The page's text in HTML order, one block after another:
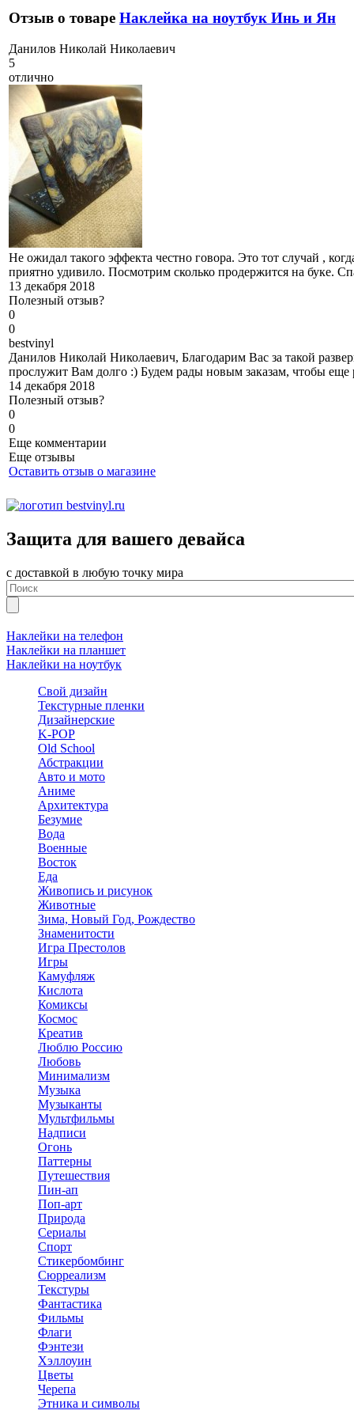
Отзыв о товаре Наклейка на ноутбук Инь и Ян
Данилов Николай Николаевич
5
отлично
Не ожидал такого эффекта честно говора. Это тот случай ,
приятно удивило. Посмотрим сколько продержится на буке.
13 декабря 2018
Полезный отзыв?
0
0
bestvinyl
Данилов Николай Николаевич, Благодарим Вас за такой
прослужит Вам долго :) Будем рады новым заказам, чтобы
14 декабря 2018
Полезный отзыв?
0
0
Еще комментарии
Еще отзывы
Оставить отзыв о магазине
Защита для вашего девайса
с доставкой в любую точку мира
Наклейки на телефон
Наклейки на планшет
Наклейки на ноутбук
Свой дизайн
Текстурные пленки
Дизайнерские
K-POP
Old School
Абстракции
Авто и мото
Аниме
Архитектура
Безумие
Вода
Военные
Восток
Еда
Живопись и рисунок
Животные
Зима, Новый Год, Рождество
Знаменитости
Игра Престолов
Игры
Камуфляж
Кислота
Комиксы
Космос
Креатив
Люблю Россию
Любовь
Минимализм
Музыка
Музыканты
Мультфильмы
Надписи
Огонь
Паттерны
Путешествия
Пин-ап
Поп-арт
Природа
Сериалы
Спорт
Стикербомбинг
Сюрреализм
Текстуры
Фантастика
Фильмы
Флаги
Фэнтези
Хэллоуин
Цветы
Черепа
Этника и символы